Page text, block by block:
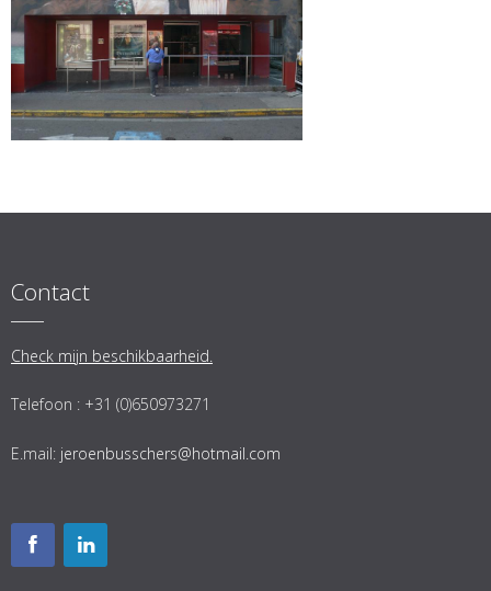
Contact
Check mijn beschikbaarheid.
Telefoon : +31 (0)650973271
E.mail: jeroenbusschers@hotmail.com